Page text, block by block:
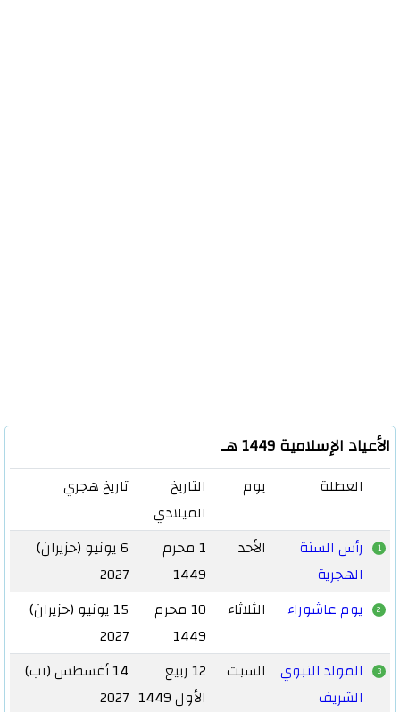
الأعياد الإسلامية 1449 هـ
العطلة يوم
التاريخ
الميلادي
تاريخ هجري
1
رأس السنة
الهجرية
الأحد
1 محرم
1449
6 يونيو (حزيران)
2027
2 يوم عاشوراء الثلاثاء
10 محرم
1449
15 يونيو (حزيران)
2027
3
المولد النبوي
الشريف
السبت
12 ربيع
الأول 1449
14 أغسطس (آب)
2027